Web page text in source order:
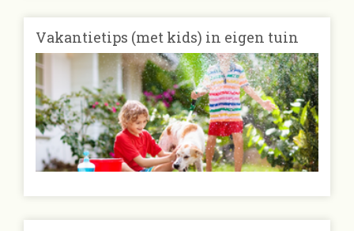
Vakantietips (met kids) in eigen tuin